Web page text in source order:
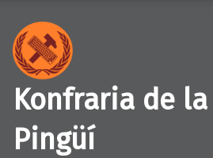
Konfraria de
Pingüí